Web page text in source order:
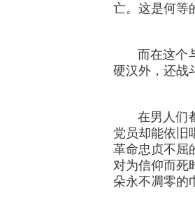
亡。这是何等
而在这个与
硬汉外，还战
在男人们都
党员却能依旧
革命忠贞不屈
对为信仰而死
朵永不凋零的